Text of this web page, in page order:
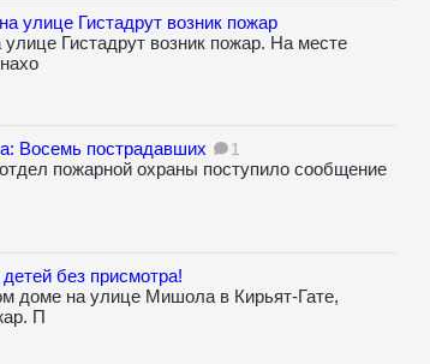
улице Гистадрут возник пожар
Гистадрут возник пожар. На месте
Восемь пострадавших 1
пожарной охраны поступило сообщение
без присмотра!
доме на улице Мишола в Кирьят-Гате,
П